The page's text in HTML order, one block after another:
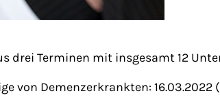
drei Terminen mit insgesamt 12
von Demenzerkrankten: 16.03.2022